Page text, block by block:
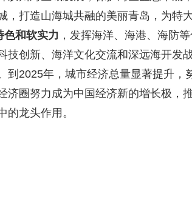
，打造山海城共融的美丽青岛，为特
色和软实力 ，发挥海洋、海港、海防
技创新、海洋文化交流和深远海开发
到2025年，城市经济总量显著提升，
济圈努力成为中国经济新的增长极，
龙头作用。